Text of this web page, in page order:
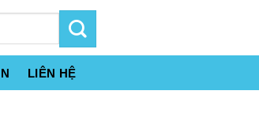
LIÊN HỆ